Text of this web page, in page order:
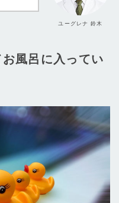
ユーグレナ 鈴木
風呂に入ってい